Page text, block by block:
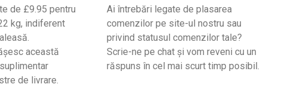
de £9.95 pentru
kg, indiferent
această
de livrare.
Ai întrebări legate de plasarea
comenzilor pe site-ul nostru sau
privind statusul comenzilor tale?
Scrie-ne pe chat și vom reveni cu un
răspuns în cel mai scurt timp posibil.